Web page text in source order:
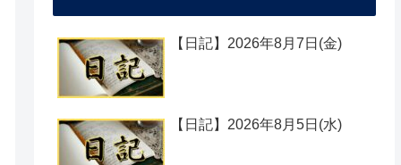
【日記】2026年8月7日(金)
【日記】2026年8月5日(水)